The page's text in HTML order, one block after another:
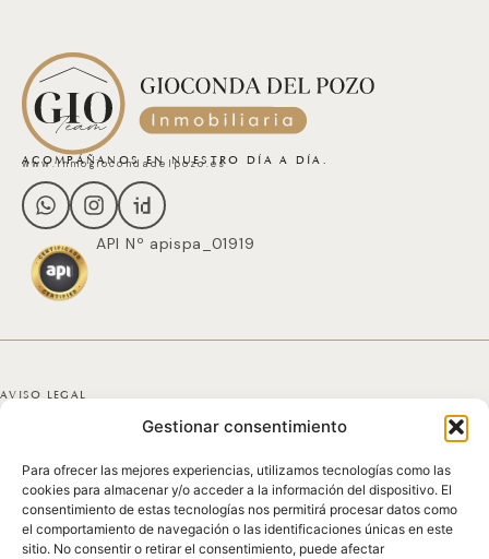
Gestionar consentimiento
Para ofrecer las mejores experiencias, utilizamos tecnologías como las
cookies para almacenar y/o acceder a la información del dispositivo. El
consentimiento de estas tecnologías nos permitirá procesar datos como
el comportamiento de navegación o las identificaciones únicas en este
sitio. No consentir o retirar el consentimiento, puede afectar
ACOMPÁÑANOS EN NUESTRO DÍA A DÍA.
www.inmogiocondadelpozo.es
API Nº apispa_01919
AVISO LEGAL
POLÍTICA DE COOKIES
DECLARACIÓN DE ACCESIBILIDAD